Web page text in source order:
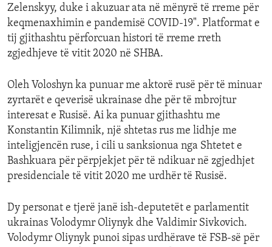
Zelenskyy, duke i akuzuar ata në mënyrë të rreme për
keqmenaxhimin e pandemisë COVID-19". Platformat e
tij gjithashtu përforcuan histori të rreme rreth
zgjedhjeve të vitit 2020 në SHBA.
Oleh Voloshyn ka punuar me aktorë rusë për të minuar
zyrtarët e qeverisë ukrainase dhe për të mbrojtur
interesat e Rusisë. Ai ka punuar gjithashtu me
Konstantin Kilimnik, një shtetas rus me lidhje me
inteligjencën ruse, i cili u sanksionua nga Shtetet e
Bashkuara për përpjekjet për të ndikuar në zgjedhjet
presidenciale të vitit 2020 me urdhër të Rusisë.
Dy personat e tjerë janë ish-deputetët e parlamentit
ukrainas Volodymr Oliynyk dhe Valdimir Sivkovich.
Volodymr Oliynyk punoi sipas urdhërave të FSB-së për